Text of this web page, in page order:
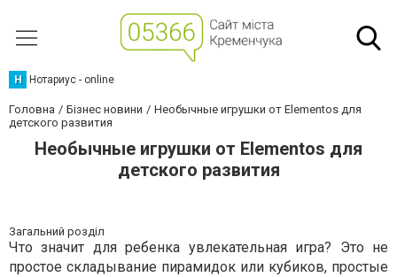
Н Нотариус - online
Головна Бізнес новини
Необычные игрушки от Elementos для
детского развития
Необычные игрушки от Elementos для
детского развития
Загальний розділ
Что значит для ребенка увлекательная игра? Это не
простое складывание пирамидок или кубиков, простые